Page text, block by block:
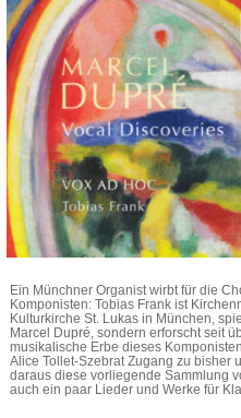
Ein Münchner Organist wirbt für die
Komponisten: Tobias Frank ist
Kulturkirche St. Lukas in München,
Marcel Dupré, sondern erforscht seit
musikalische Erbe dieses
Alice Tollet-Szebrat Zugang zu bisher
daraus diese vorliegende Sammlung
auch ein paar Lieder und Werke für